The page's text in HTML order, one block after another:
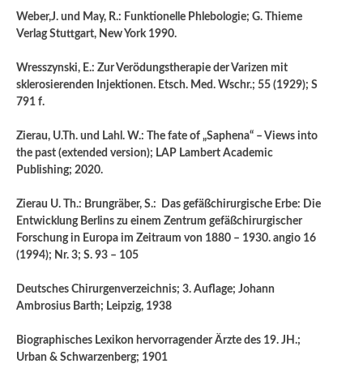
Weber,J. und May, R.: Funktionelle Phlebologie; G. Thieme
Verlag Stuttgart, New York 1990.
Wresszynski, E.: Zur Verödungstherapie der Varizen mit
sklerosierenden Injektionen. Etsch. Med. Wschr.; 55 (1929); S
791 f.
Zierau, U.Th. und Lahl. W.: The fate of „Saphena“ – Views into
the past (extended version); LAP Lambert Academic
Publishing; 2020.
Zierau U. Th.: Brungräber, S.: Das gefäßchirurgische Erbe: Die
Entwicklung Berlins zu einem Zentrum gefäßchirurgischer
Forschung in Europa im Zeitraum von 1880 – 1930. angio 16
(1994); Nr. 3; S. 93 – 105
Deutsches Chirurgenverzeichnis; 3. Auflage; Johann
Ambrosius Barth; Leipzig, 1938
Biographisches Lexikon hervorragender Ärzte des 19. JH.;
Urban & Schwarzenberg; 1901